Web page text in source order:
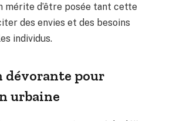
mérite d’être posée tant cette
des envies et des besoins
individus.
dévorante pour
urbaine